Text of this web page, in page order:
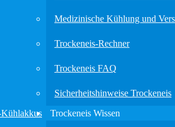
Medizinische Kühlung und
Trockeneis-Rechner
Trockeneis FAQ
Sicherheitshinweise Trockeneis
Trockeneis Wissen